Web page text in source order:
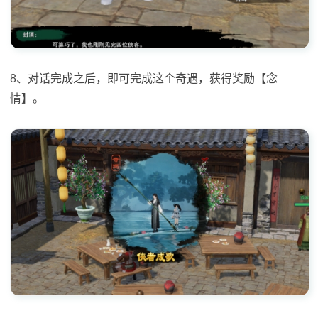
8、对话完成之后，即可完成这个奇遇，获得奖励【念
情】。